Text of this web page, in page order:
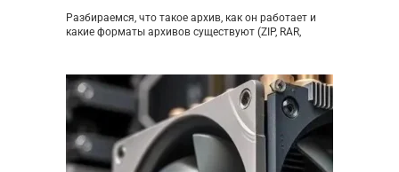
Разбираемся, что такое архив, как он работает и
какие форматы архивов существуют (ZIP, RAR,